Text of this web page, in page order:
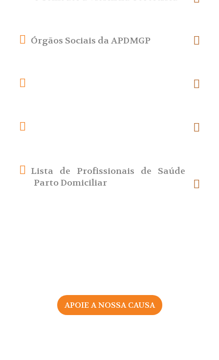
Órgãos Sociais da APDMGP
Lista de Profissionais de Saúde
Parto Domiciliar
APOIE A NOSSA CAUSA